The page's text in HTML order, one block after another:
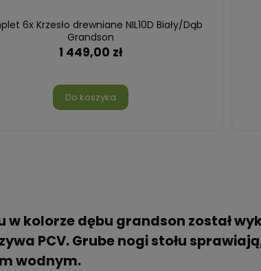
6x Krzesło drewniane NIL10D Biały/Dąb
Grandson
1 449,00 zł
Do koszyka
w kolorze dębu grandson został
PCV. Grube nogi stołu
wodnym.